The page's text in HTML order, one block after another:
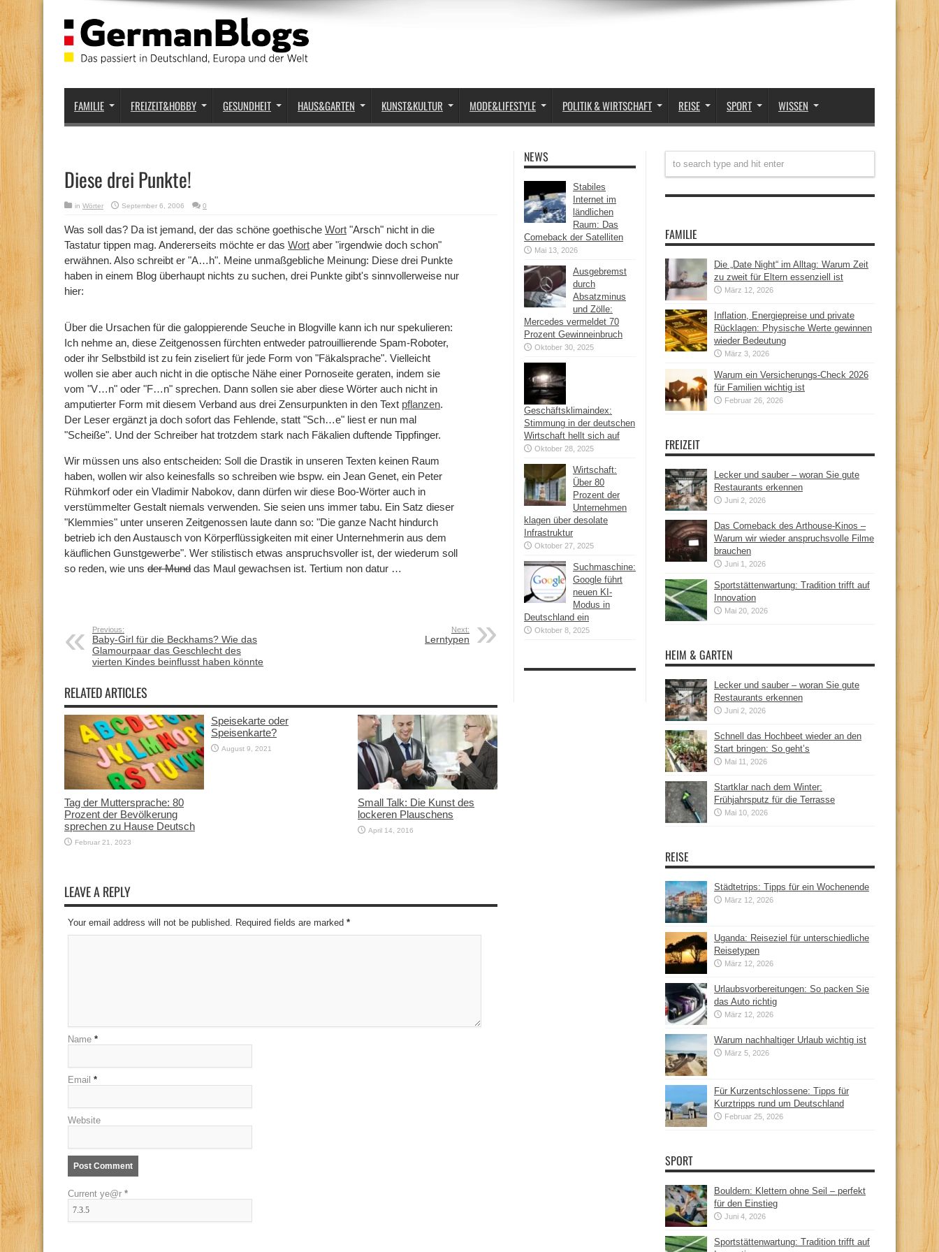
FAMILIE FREIZEIT&HOBBY GESUNDHEIT HAUS&GARTEN KUNST&KULTUR MODE&LIFESTYLE POLITIK & WIRTSCHAFT REISE SPORT WISSEN
Diese drei Punkte!
in Wörter September 6, 2006 0
Was soll das? Da ist jemand, der das schöne goethische Wort "Arsch" nicht in die
Tastatur tippen mag. Andererseits möchte er das Wort aber "irgendwie doch schon"
erwähnen. Also schreibt er "A…h". Meine unmaßgebliche Meinung: Diese drei Punkte
haben in einem Blog überhaupt nichts zu suchen, drei Punkte gibt's sinnvollerweise nur
hier:
Über die Ursachen für die galoppierende Seuche in Blogville kann ich nur spekulieren:
Ich nehme an, diese Zeitgenossen fürchten entweder patrouillierende Spam-Roboter,
oder ihr Selbstbild ist zu fein ziseliert für jede Form von "Fäkalsprache". Vielleicht
wollen sie aber auch nicht in die optische Nähe einer Pornoseite geraten, indem sie
vom "V…n" oder "F…n" sprechen. Dann sollen sie aber diese Wörter auch nicht in
amputierter Form mit diesem Verband aus drei Zensurpunkten in den Text pflanzen.
Der Leser ergänzt ja doch sofort das Fehlende, statt "Sch…e" liest er nun mal
"Scheiße". Und der Schreiber hat trotzdem stark nach Fäkalien duftende Tippfinger.
Wir müssen uns also entscheiden: Soll die Drastik in unseren Texten keinen Raum
haben, wollen wir also keinesfalls so schreiben wie bspw. ein Jean Genet, ein Peter
Rühmkorf oder ein Vladimir Nabokov, dann dürfen wir diese Boo-Wörter auch in
verstümmelter Gestalt niemals verwenden. Sie seien uns immer tabu. Ein Satz dieser
"Klemmies" unter unseren Zeitgenossen laute dann so: "Die ganze Nacht hindurch
betrieb ich den Austausch von Körperflüssigkeiten mit einer Unternehmerin aus dem
käuflichen Gunstgewerbe". Wer stilistisch etwas anspruchsvoller ist, der wiederum soll
so reden, wie uns der Mund das Maul gewachsen ist. Tertium non datur …
Previous:
Baby-Girl für die Beckhams? Wie das
Glamourpaar das Geschlecht des
vierten Kindes beinflusst haben könnte
Next:
Lerntypen
RELATED ARTICLES
Tag der Muttersprache: 80
Prozent der Bevölkerung
sprechen zu Hause Deutsch
Februar 21, 2023
Speisekarte oder
Speisenkarte?
August 9, 2021
Small Talk: Die Kunst des
lockeren Plauschens
April 14, 2016
LEAVE A REPLY
Your email address will not be published. Required fields are marked *
Name *
Email *
Website
Current ye@r *
NEWS
Stabiles
Internet im
ländlichen
Raum: Das
Comeback der Satelliten
Mai 13, 2026
Ausgebremst
durch
Absatzminus
und Zölle:
Mercedes vermeldet 70
Prozent Gewinneinbruch
Oktober 30, 2025
Geschäftsklimaindex:
Stimmung in der deutschen
Wirtschaft hellt sich auf
Oktober 28, 2025
Wirtschaft:
Über 80
Prozent der
Unternehmen
klagen über desolate
Infrastruktur
Oktober 27, 2025
Suchmaschine:
Google führt
neuen KI-
Modus in
Deutschland ein
Oktober 8, 2025
FAMILIE
Die „Date Night“ im Alltag: Warum Zeit
zu zweit für Eltern essenziell ist
März 12, 2026
Inflation, Energiepreise und private
Rücklagen: Physische Werte gewinnen
wieder Bedeutung
März 3, 2026
Warum ein Versicherungs-Check 2026
für Familien wichtig ist
Februar 26, 2026
FREIZEIT
Lecker und sauber – woran Sie gute
Restaurants erkennen
Juni 2, 2026
Das Comeback des Arthouse-Kinos –
Warum wir wieder anspruchsvolle Filme
brauchen
Juni 1, 2026
Sportstättenwartung: Tradition trifft auf
Innovation
Mai 20, 2026
HEIM & GARTEN
Lecker und sauber – woran Sie gute
Restaurants erkennen
Juni 2, 2026
Schnell das Hochbeet wieder an den
Start bringen: So geht’s
Mai 11, 2026
Startklar nach dem Winter:
Frühjahrsputz für die Terrasse
Mai 10, 2026
REISE
Städtetrips: Tipps für ein Wochenende
März 12, 2026
Uganda: Reiseziel für unterschiedliche
Reisetypen
März 12, 2026
Urlaubsvorbereitungen: So packen Sie
das Auto richtig
März 12, 2026
Warum nachhaltiger Urlaub wichtig ist
März 5, 2026
Für Kurzentschlossene: Tipps für
Kurztripps rund um Deutschland
Februar 25, 2026
SPORT
Bouldern: Klettern ohne Seil – perfekt
für den Einstieg
Juni 4, 2026
Sportstättenwartung: Tradition trifft auf